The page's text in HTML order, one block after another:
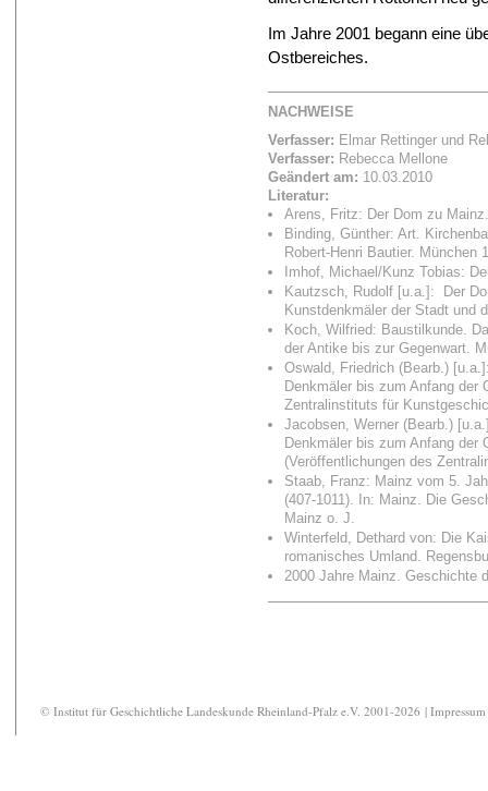
Im Jahre 2001 begann eine
Ostbereiches.
NACHWEISE
Verfasser: Elmar Rettinger und
Verfasser: Rebecca Mellone
Geändert am: 10.03.2010
Literatur:
Arens, Fritz: Der Dom zu
Binding, Günther: Art.
Robert-Henri Bautier. München
Imhof, Michael/Kunz Tobias:
Kautzsch, Rudolf [u.a.]: Der
Kunstdenkmäler der Stadt und
Koch, Wilfried: Baustilkunde.
der Antike bis zur Gegenwart.
Oswald, Friedrich (Bearb.)
Denkmäler bis zum Anfang der
Zentralinstituts für
Jacobsen, Werner (Bearb.)
Denkmäler bis zum Anfang der
(Veröffentlichungen des
Staab, Franz: Mainz vom 5.
(407-1011). In: Mainz. Die
Mainz o. J.
Winterfeld, Dethard von: Die
romanisches Umland.
2000 Jahre Mainz. Geschichte
© Institut für Geschichtliche Landeskunde Rheinland-Pfalz e.V. 2001-2026 |Impressum